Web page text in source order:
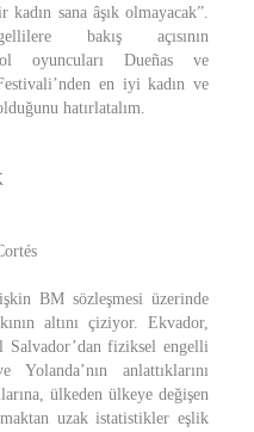
sana âşık olmayacak”.
bakış açısının
oyuncuları Dueñas ve
en iyi kadın ve
hatırlatalım.
BM sözleşmesi üzerinde
altını çiziyor. Ekvador,
fiziksel engelli
anlattıklarını
ülkeden ülkeye değişen
uzak istatistikler eşlik